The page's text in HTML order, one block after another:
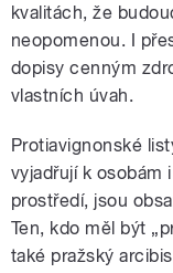
kvalitách, že
neopomenou. I
dopisy cenným
vlastních úvah.
Protiavignonské
vyjadřují k osobám
prostředí, jsou
Ten, kdo měl být
také pražský